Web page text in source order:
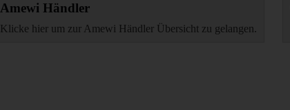
Amewi Händler
Klicke hier um zur Amewi Händler Übersicht zu gelangen.